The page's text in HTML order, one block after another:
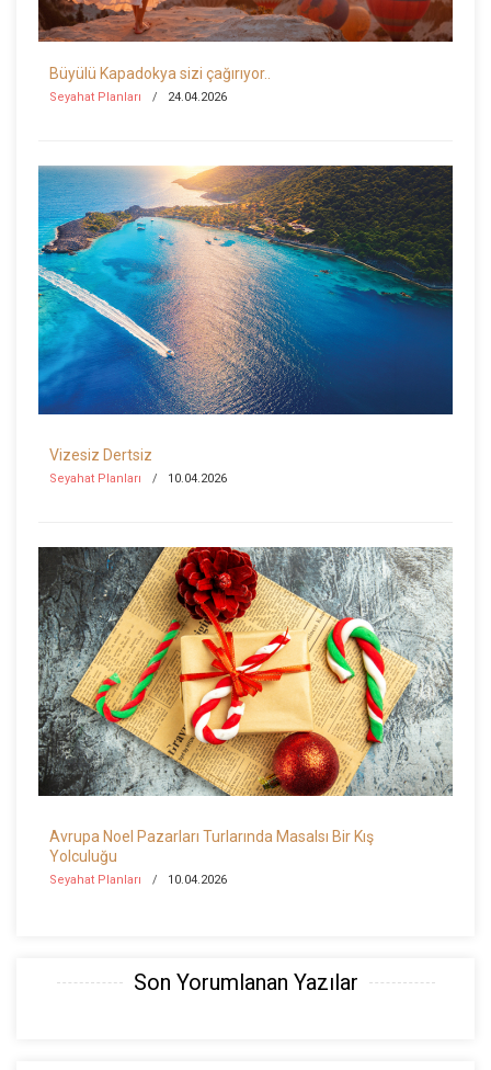
Büyülü Kapadokya sizi çağırıyor..
Seyahat Planları 24.04.2026
Vizesiz Dertsiz
Seyahat Planları 10.04.2026
Avrupa Noel Pazarları Turlarında Masalsı Bir Kış
Yolculuğu
Seyahat Planları 10.04.2026
Son Yorumlanan Yazılar